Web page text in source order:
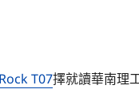
T07擇就讀華南理